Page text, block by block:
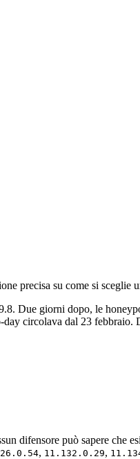
precisa su come si sceglie
Due giorni dopo, le
circolava dal 23 febbraio.
difensore può sapere che
, 11.132.0.29,